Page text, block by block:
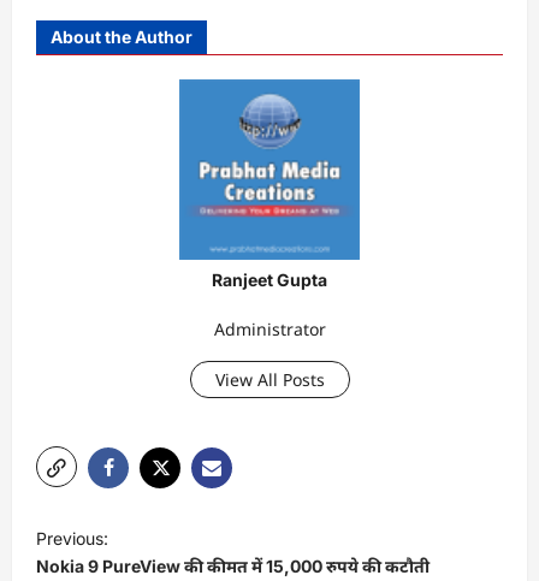
About the Author
Ranjeet Gupta
Administrator
View All Posts
o
Previous:
Nokia 9 PureView की कीमत में 15,000 रुपये की कटौती